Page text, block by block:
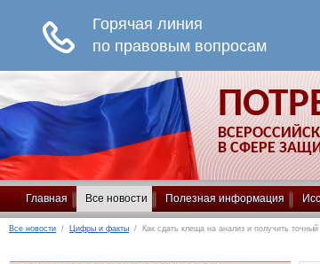
В СФЕРЕ
Главная Все новости Полезная информация
Все новости / Цифры и факты / Как сдать клеща на анализ и получить точный